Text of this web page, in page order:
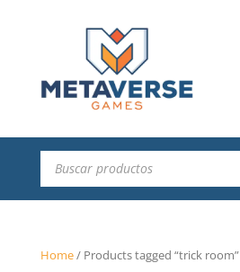
Búsqueda
productos
Home/ Products tagged “trick room”